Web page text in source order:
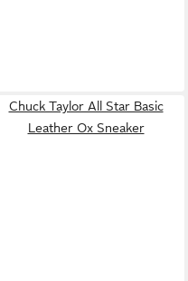
Chuck Taylor All Star Basic
Leather Ox Sneaker